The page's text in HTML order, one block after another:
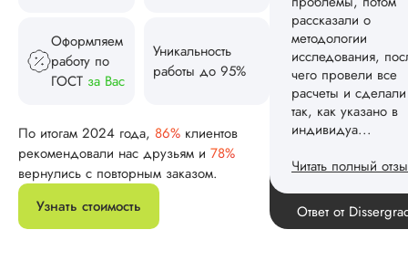
Оформляем
работу по
ГОСТ за Вас
Уникальность
работы до 95%
По итогам 2024 года, 86% клиентов
рекомендовали нас друзьям и 78%
вернулись с повторным заказом.
Узнать стоимость
Читать полный
Спасибо!
ваши слова
Ответ от
Женя
Вид работы:
Диссертация